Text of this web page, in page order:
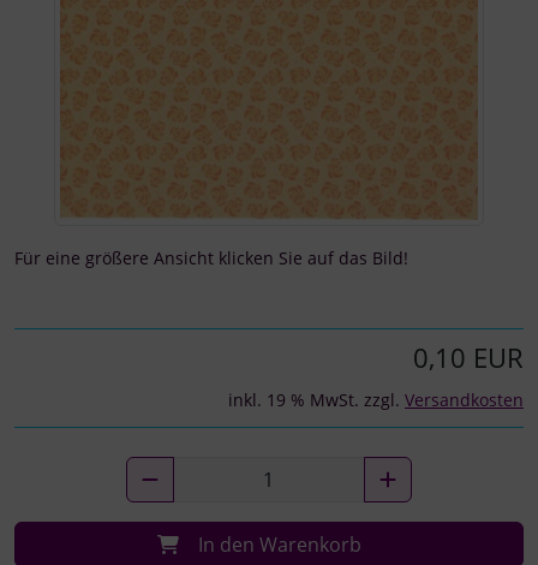
Für eine größere Ansicht klicken Sie auf das Bild!
0,10 EUR
inkl. 19 % MwSt. zzgl. Versandkosten
In den Warenkorb